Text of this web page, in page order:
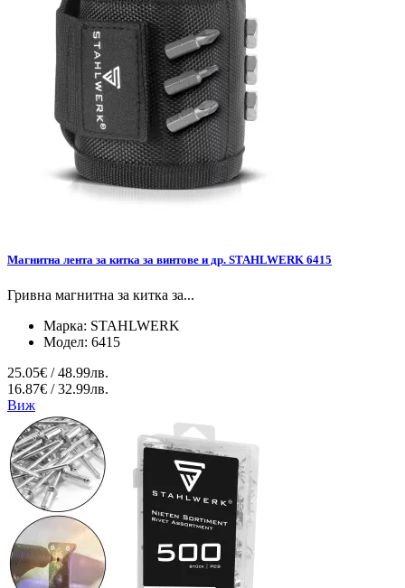
Магнитна лента за китка за винтове и др. STAHLWERK 6415
Гривна магнитна за китка за...
Марка: STAHLWERK
Модел: 6415
25.05€ / 48.99лв.
16.87€ / 32.99лв.
Виж